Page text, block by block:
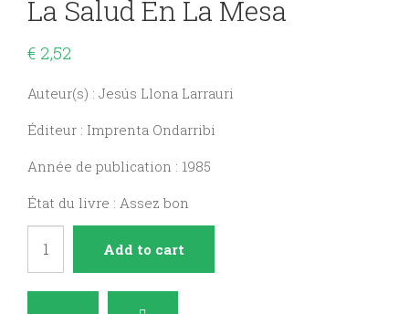
La Salud En La Mesa
€ 2,52
Auteur(s) : Jesús Llona Larrauri
Éditeur : Imprenta Ondarribi
Année de publication : 1985
État du livre : Assez bon
en
Add to cart